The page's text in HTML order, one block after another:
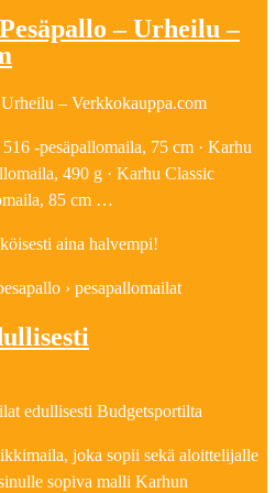
– Urheilu –
– Verkkokauppa.com
-pesäpallomaila, 75 cm · Karhu
490 g · Karhu Classic
85 cm …
aina halvempi!
› pesapallomailat
edullisesti Budgetsportilta
joka sopii sekä aloittelijalle
sopiva malli Karhun